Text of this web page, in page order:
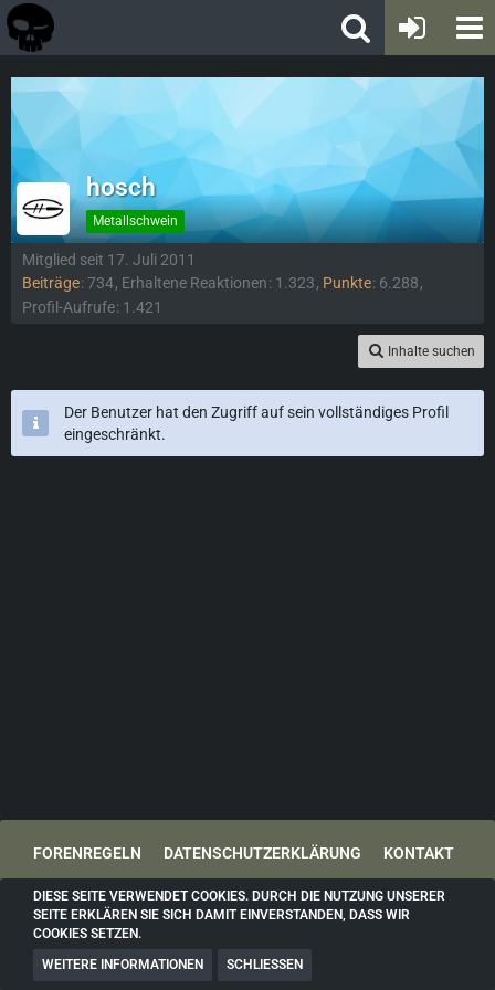
hosch
Metallschwein
Mitglied seit 17. Juli 2011
Beiträge 734 Erhaltene Reaktionen 1.323 Punkte 6.288
Profil-Aufrufe 1.421
Inhalte suchen
Der Benutzer hat den Zugriff auf sein vollständiges Profil
eingeschränkt.
FORENREGELN DATENSCHUTZERKLÄRUNG KONTAKT
IMPRESSUM
Community-Design:FactoryvonSK-Designz.de
DIESE SEITE VERWENDET COOKIES. DURCH DIE NUTZUNG UNSERER
SEITE ERKLÄREN SIE SICH DAMIT EINVERSTANDEN, DASS WIR
COOKIES SETZEN.
WEITERE INFORMATIONEN
SCHLIESSEN